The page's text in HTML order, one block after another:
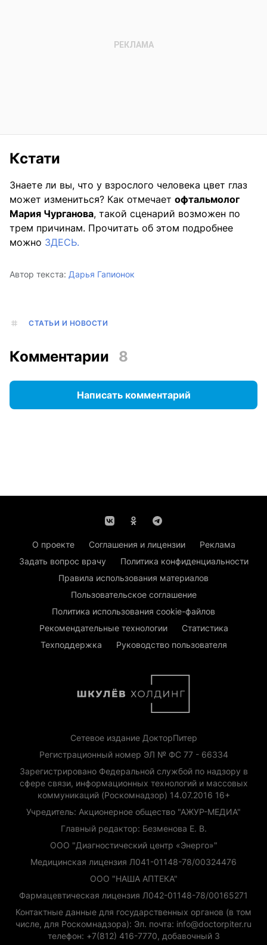
Кстати
Знаете ли вы, что у взрослого человека цвет глаз
может измениться? Как отмечает офтальмолог
Мария Чурганова, такой сценарий возможен по
трем причинам. Прочитать об этом подробнее
можно ЗДЕСЬ.
Автор текста: Дарья Гапионок
СТАТЬИ И НОВОСТИ
Комментарии 8
Написать комментарий
О проекте Соглашения и лицензии
Реклама
Задать вопрос врачу
Политика конфиденциальности
Правила использования материалов
Пользовательское соглашение
Политика использования cookie-файлов
Рекомендательные технологии
Статистика
Техподдержка
Руководство пользователя
Сетевое издание ДокторПитер
Регистрационный номер ЭЛ № ФС 77 - 66334
Зарегистрировано Федеральной службой по надзору в
сфере связи, информационных технологий и массовых
коммуникаций (Роскомнадзор) 14.07.2016 16+
Учредитель: Акционерное общество "АЖУР-МЕДИА"
Главный редактор: Безменова Е. В.
ООО "Диагностический центр «Энерго»"
Медицинская лицензия Л041-01148-78/00324476
ООО "НАША АПТЕКА"
Фармацевтическая лицензия Л042-01148-78/00165271
Контактные данные для государственных органов (в том
числе, для Роскомнадзора): Эл. почта: info@doctorpiter.ru
телефон: +7(812) 416-7770, добавочный 3